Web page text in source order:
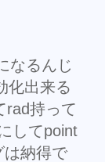
なるんじ
化出来る
rad持って
してpoint
は納得で